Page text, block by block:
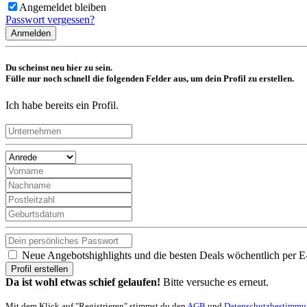
Angemeldet bleiben
Passwort vergessen?
Anmelden
Du scheinst neu hier zu sein.
Fülle nur noch schnell die folgenden Felder aus, um dein Profil zu erstellen.
Ich habe bereits ein Profil.
Neue Angebotshighlights und die besten Deals wöchentlich per
Profil erstellen
Da ist wohl etwas schief gelaufen! Bitte versuche es erneut.